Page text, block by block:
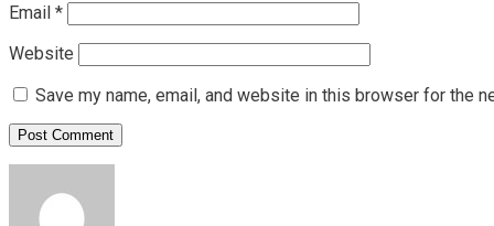
Email *
Website
Save my name, email, and website in this browser for the